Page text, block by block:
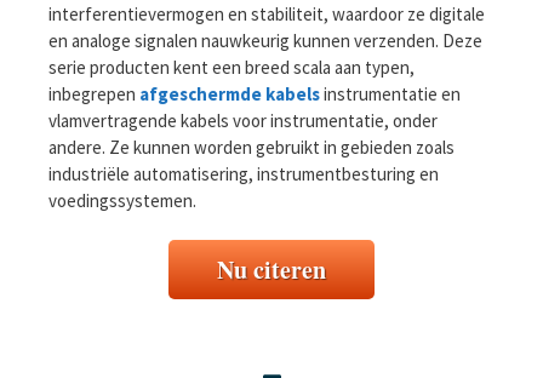
interferentievermogen en stabiliteit, waardoor ze digitale
en analoge signalen nauwkeurig kunnen verzenden. Deze
serie producten kent een breed scala aan typen,
inbegrepen afgeschermde kabelsinstrumentatie en
vlamvertragende kabels voor instrumentatie, onder
andere. Ze kunnen worden gebruikt in gebieden zoals
industriële automatisering, instrumentbesturing en
voedingssystemen.
Nu citeren